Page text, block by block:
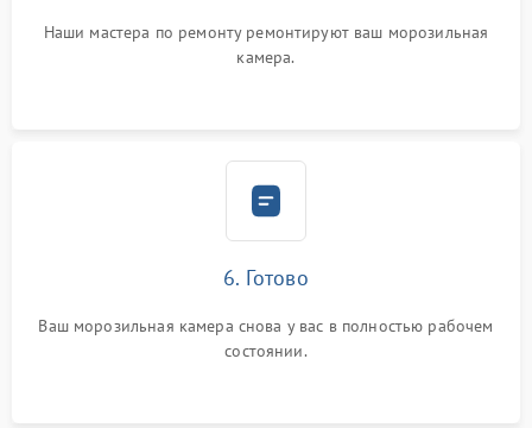
Наши мастера по ремонту ремонтируют ваш морозильная
камера.
6. Готово
Ваш морозильная камера снова у вас в полностью рабочем
состоянии.